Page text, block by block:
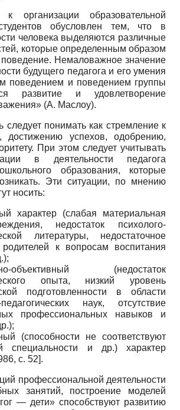
организации образовательной
обусловлен тем, что в
человека выделяются различные
которые определенным образом
поведение. Немаловажное значение
будущего педагога и его умения
поведением и поведением группы
развитие и удовлетворение
(А. Маслоу).
следует понимать как стремление к
достижению успехов, одобрению,
При этом следует учитывать
в деятельности педагога
образования, которые
Эти ситуации, по мнению
носить:
характер (слабая материальная
недостаток психолого-
литературы, недостаточное
к вопросам воспитания
объективный (недостаток
опыта, низкий уровень
подготовленности в области
педагогических наук, отсутствие
профессиональных навыков и
(способности не соответствуют
специальности и др.) характер
, с. 52].
профессиональной деятельности
занятий, построение моделей
— дети» способствуют развитию